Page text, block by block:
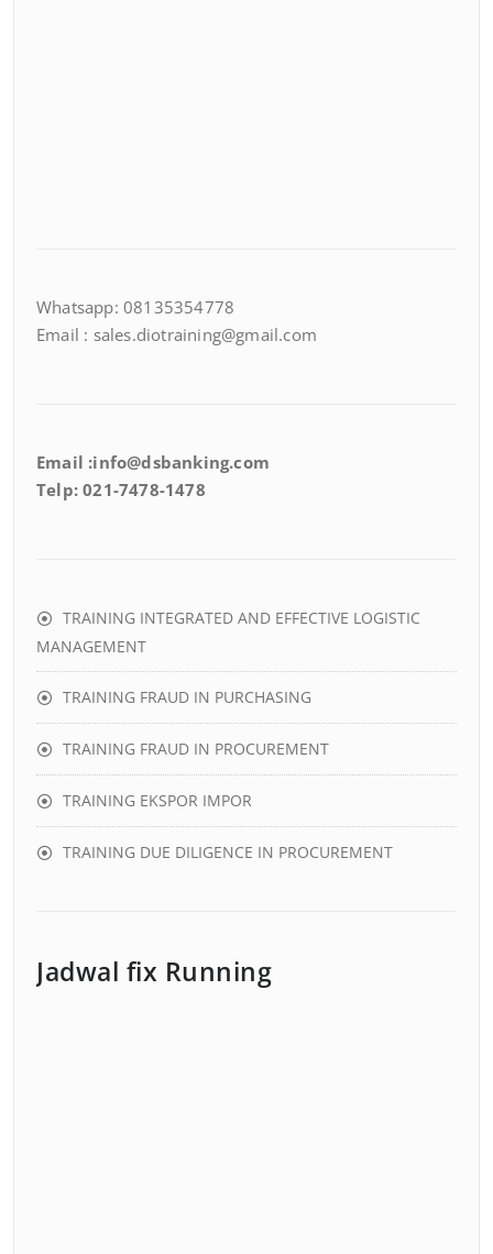
Whatsapp: 08135354778
Email : sales.diotraining@gmail.com
Email :info@dsbanking.com
Telp: 021-7478-1478
TRAINING INTEGRATED AND EFFECTIVE LOGISTIC
MANAGEMENT
TRAINING FRAUD IN PURCHASING
TRAINING FRAUD IN PROCUREMENT
TRAINING EKSPOR IMPOR
TRAINING DUE DILIGENCE IN PROCUREMENT
Jadwal fix Running